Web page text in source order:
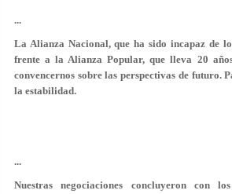
...
La Alianza Nacional, que ha sido incapaz de
frente a la Alianza Popular, que lleva 20
convencernos sobre las perspectivas de futuro.
la estabilidad.
...
Nuestras negociaciones concluyeron con